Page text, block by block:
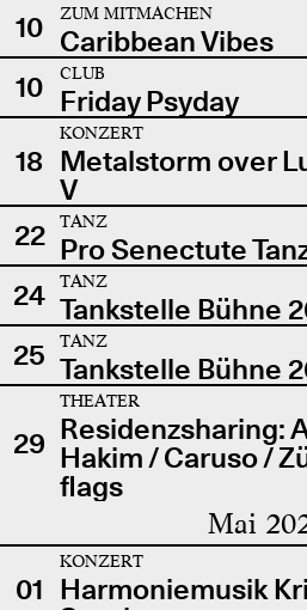
10
ZUM MITMACHEN
Caribbean Vibes
10
CLUB
Friday Psyday
18
KONZERT
Metalstorm over
V
22
TANZ
Pro Senectute
24
TANZ
Tankstelle Bühne
25
TANZ
Tankstelle Bühne
29
THEATER
Residenzsharing:
Hakim / Caruso /
flags
Mai
01
KONZERT
Harmoniemusik